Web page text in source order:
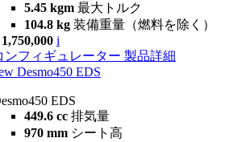
5.45 kgm 最大トルク
104.8 kg 装備重量（燃料を除く）
i
ンフィギュレーター 製品詳細
Desmo450 EDS
EDS
449.6 cc 排気量
970 mm シート高